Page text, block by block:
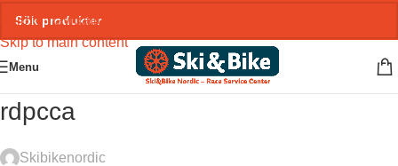
Skip to navigation
Skip to main content
Menu
rdpcca
Skibikenordic